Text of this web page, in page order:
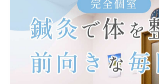
鍼灸院で首痛と頭痛の根本改善を目指す
女性のためのはじめてガイド
2026/07/09